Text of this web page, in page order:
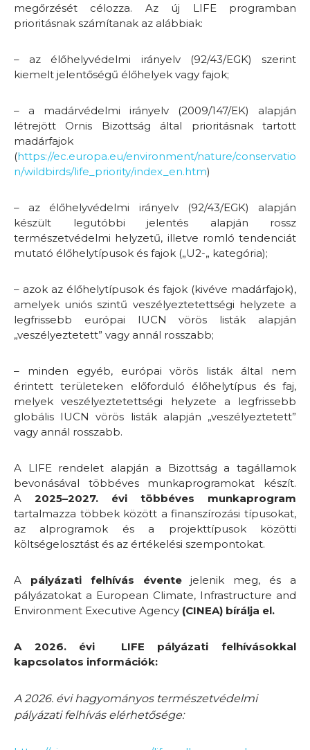
megőrzését célozza. Az új LIFE programban
prioritásnak számítanak az alábbiak:
– az élőhelyvédelmi irányelv (92/43/EGK) szerint
kiemelt jelentőségű élőhelyek vagy fajok;
– a madárvédelmi irányelv (2009/147/EK) alapján
létrejött Ornis Bizottság által prioritásnak tartott
madárfajok
(https://ec.europa.eu/environment/nature/conservatio
n/wildbirds/life_priority/index_en.htm)
– az élőhelyvédelmi irányelv (92/43/EGK) alapján
készült legutóbbi jelentés alapján rossz
természetvédelmi helyzetű, illetve romló tendenciát
mutató élőhelytípusok és fajok („U2-„ kategória);
– azok az élőhelytípusok és fajok (kivéve madárfajok),
amelyek uniós szintű veszélyeztetettségi helyzete a
legfrissebb európai IUCN vörös listák alapján
„veszélyeztetett” vagy annál rosszabb;
– minden egyéb, európai vörös listák által nem
érintett területeken előforduló élőhelytípus és faj,
melyek veszélyeztetettségi helyzete a legfrissebb
globális IUCN vörös listák alapján „veszélyeztetett”
vagy annál rosszabb.
A LIFE rendelet alapján a Bizottság a tagállamok
bevonásával többéves munkaprogramokat készít.
A 2025–2027. évi többéves munkaprogram
tartalmazza többek között a finanszírozási típusokat,
az alprogramok és a projekttípusok közötti
költségelosztást és az értékelési szempontokat.
A pályázati felhívás éventejelenik meg, és a
pályázatokat a European Climate, Infrastructure and
Environment Executive Agency (CINEA) bírálja el.
A 2026. évi LIFE pályázati felhívásokkal
kapcsolatos információk:
A 2026. évi hagyományos természetvédelmi
pályázati felhívás elérhetősége: